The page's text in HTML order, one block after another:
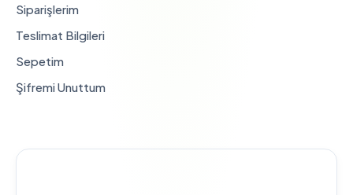
Siparişlerim
Teslimat Bilgileri
Sepetim
Şifremi Unuttum